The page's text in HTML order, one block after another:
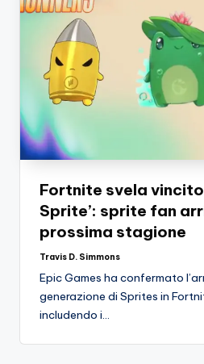
Fortnite svela
Sprite’: sprite fan
prossima stagione
Posted
Travis D. Simmons
Epic Games ha confermato
generazione di Sprites in
includendo i…